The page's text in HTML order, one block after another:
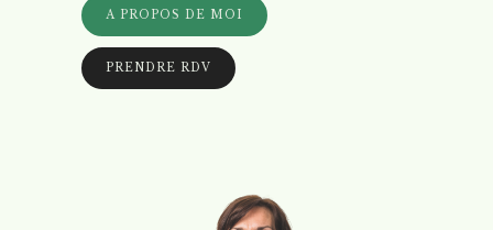
A PROPOS DE MOI
PRENDRE RDV